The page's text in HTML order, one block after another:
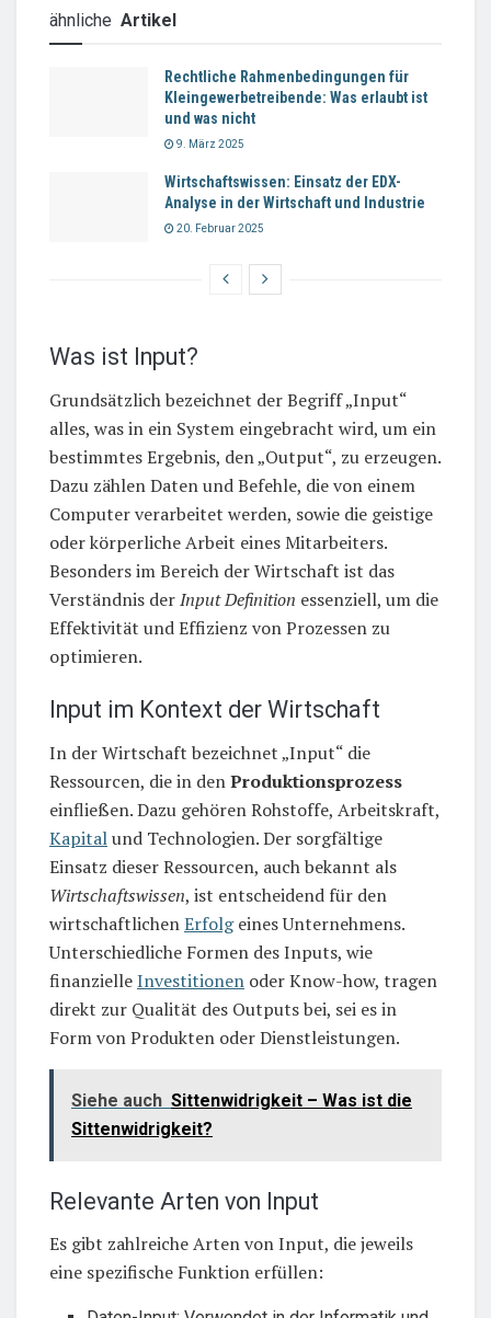
ähnliche Artikel
Rechtliche Rahmenbedingungen für
Kleingewerbetreibende: Was erlaubt ist
und was nicht
9. März 2025
Wirtschaftswissen: Einsatz der EDX-
Analyse in der Wirtschaft und Industrie
20. Februar 2025
Was ist Input?
Grundsätzlich bezeichnet der Begriff „Input“
alles, was in ein System eingebracht wird, um ein
bestimmtes Ergebnis, den „Output“, zu erzeugen.
Dazu zählen Daten und Befehle, die von einem
Computer verarbeitet werden, sowie die geistige
oder körperliche Arbeit eines Mitarbeiters.
Besonders im Bereich der Wirtschaft ist das
Verständnis derInput Definition essenziell, um die
Effektivität und Effizienz von Prozessen zu
optimieren.
Input im Kontext der Wirtschaft
In der Wirtschaft bezeichnet „Input“ die
Ressourcen, die in denProduktionsprozess
einfließen. Dazu gehören Rohstoffe, Arbeitskraft,
Kapitalund Technologien. Der sorgfältige
Einsatz dieser Ressourcen, auch bekannt als
Wirtschaftswissen, ist entscheidend für den
wirtschaftlichenErfolgeines Unternehmens.
Unterschiedliche Formen des Inputs, wie
finanzielleInvestitionen oder Know-how, tragen
direkt zur Qualität des Outputs bei, sei es in
Form von Produkten oder Dienstleistungen.
Siehe auch Sittenwidrigkeit – Was ist die
Sittenwidrigkeit?
Relevante Arten von Input
Es gibt zahlreiche Arten von Input, die jeweils
eine spezifische Funktion erfüllen: